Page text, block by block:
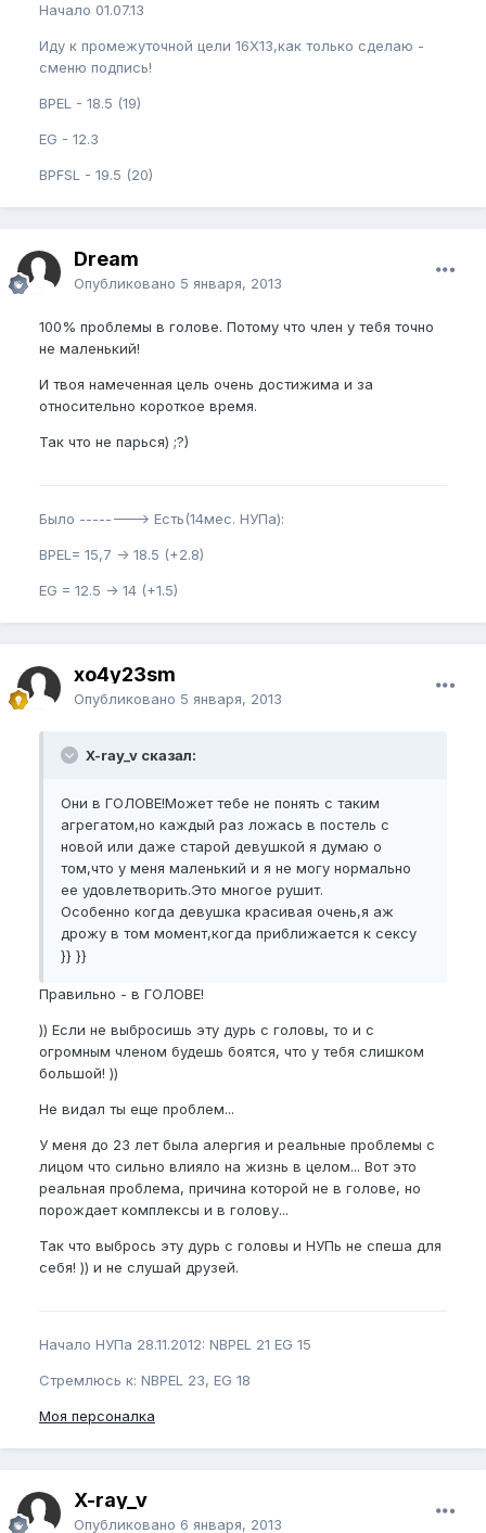
Начало 01.07.13
Иду к промежуточной цели 16Х13,как только сделаю -
сменю подпись!
BPEL - 18.5 (19)
EG - 12.3
BPFSL - 19.5 (20)
Dream
Опубликовано 5 января, 2013
100% проблемы в голове. Потому что член у тебя точно
не маленький!
И твоя намеченная цель очень достижима и за
относительно короткое время.
Так что не парься) ;?)
Было --------> Есть(14мес. НУПа):
BPEL= 15,7 -> 18.5 (+2.8)
EG = 12.5 -> 14 (+1.5)
xo4y23sm
Опубликовано 5 января, 2013
X-ray_v сказал:
Они в ГОЛОВЕ!Может тебе не понять с таким
агрегатом,но каждый раз ложась в постель с
новой или даже старой девушкой я думаю о
том,что у меня маленький и я не могу нормально
ее удовлетворить.Это многое рушит.
Особенно когда девушка красивая очень,я аж
дрожу в том момент,когда приближается к сексу
}} }}
Правильно - в ГОЛОВЕ!
)) Если не выбросишь эту дурь с головы, то и с
огромным членом будешь боятся, что у тебя слишком
большой! ))
Не видал ты еще проблем...
У меня до 23 лет была алергия и реальные проблемы с
лицом что сильно влияло на жизнь в целом... Вот это
реальная проблема, причина которой не в голове, но
порождает комплексы и в голову...
Так что выбрось эту дурь с головы и НУПь не спеша для
себя! )) и не слушай друзей.
Начало НУПа 28.11.2012: NBPEL 21 EG 15
Стремлюсь к: NBPEL 23, EG 18
Моя персоналка
X-ray_v
Опубликовано 6 января, 2013